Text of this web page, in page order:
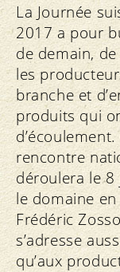
La Journée
2017 a pour
de demain,
les
branche et
produits qui
rencontre
déroulera le 8
le domaine
Frédéric
s’adresse
qu’aux